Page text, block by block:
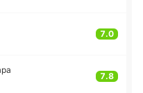
7.0
7.8